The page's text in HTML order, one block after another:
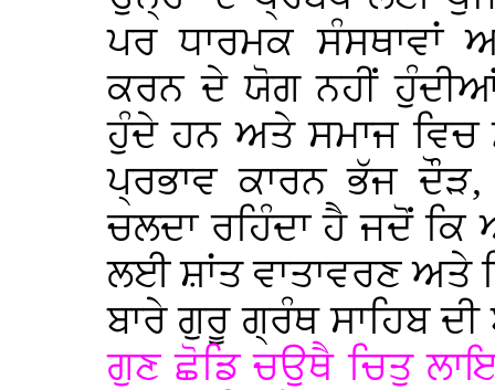
ਪਰ ਧਾਰਮਕ ਸੰਸਥਾਵਾਂ
ਕਰਨ ਦੇ ਯੋਗ ਨਹੀਂ
ਹੁੰਦੇ ਹਨ ਅਤੇ ਸਮਾਜ
ਪ੍ਰਭਾਵ ਕਾਰਨ ਭੱਜ ਦੌੜ,
ਚਲਦਾ ਰਹਿੰਦਾ ਹੈ ਜਦੋਂ
ਲਈ ਸ਼ਾਂਤ ਵਾਤਾਵਰਣ ਅਤੇ
ਬਾਰੇ ਗੁਰੂ ਗ੍ਰੰਥ ਸਾਹਿਬ
ਗੁਣ ਛੋਡਿ ਚਉਥੈ ਚਿਤੁ